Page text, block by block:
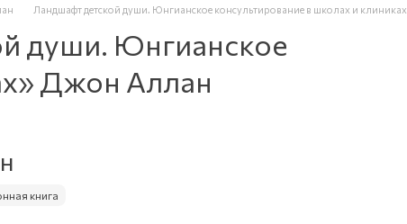
Ландшафт детской души. Юнгианское консультирование в школах и клиниках
души. Юнгианское
Джон Аллан
книга